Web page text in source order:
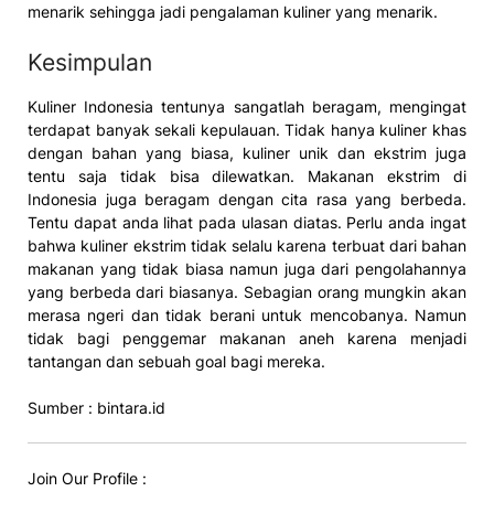
menarik sehingga jadi pengalaman kuliner yang menarik.
Kesimpulan
Kuliner Indonesia tentunya sangatlah beragam, mengingat
terdapat banyak sekali kepulauan. Tidak hanya kuliner khas
dengan bahan yang biasa, kuliner unik dan ekstrim juga
tentu saja tidak bisa dilewatkan. Makanan ekstrim di
Indonesia juga beragam dengan cita rasa yang berbeda.
Tentu dapat anda lihat pada ulasan diatas. Perlu anda ingat
bahwa kuliner ekstrim tidak selalu karena terbuat dari bahan
makanan yang tidak biasa namun juga dari pengolahannya
yang berbeda dari biasanya. Sebagian orang mungkin akan
merasa ngeri dan tidak berani untuk mencobanya. Namun
tidak bagi penggemar makanan aneh karena menjadi
tantangan dan sebuah goal bagi mereka.
Sumber : bintara.id
Join Our Profile :